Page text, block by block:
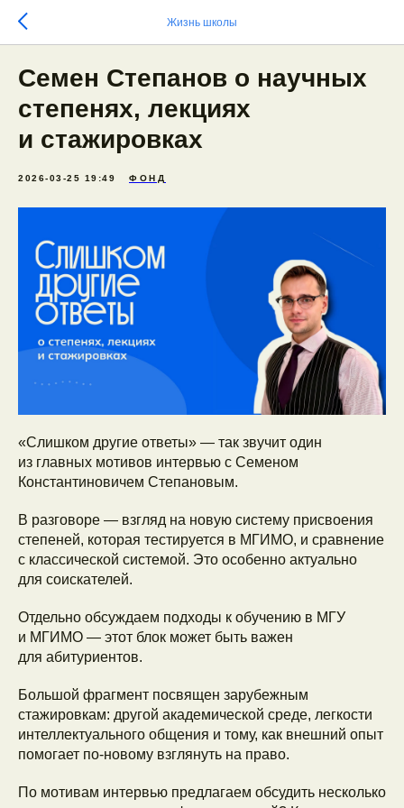
Жизнь школы
Семен Степанов о научных
степенях, лекциях
и стажировках
2026-03-25 19:49 ФОНД
«Слишком другие ответы» — так звучит один
из главных мотивов интервью с Семеном
Константиновичем Степановым.
В разговоре — взгляд на новую систему присвоения
степеней, которая тестируется в МГИМО, и сравнение
с классической системой. Это особенно актуально
для соискателей.
Отдельно обсуждаем подходы к обучению в МГУ
и МГИМО — этот блок может быть важен
для абитуриентов.
Большой фрагмент посвящен зарубежным
стажировкам: другой академической среде, легкости
интеллектуального общения и тому, как внешний опыт
помогает по-новому взглянуть на право.
По мотивам интервью предлагаем обсудить несколько